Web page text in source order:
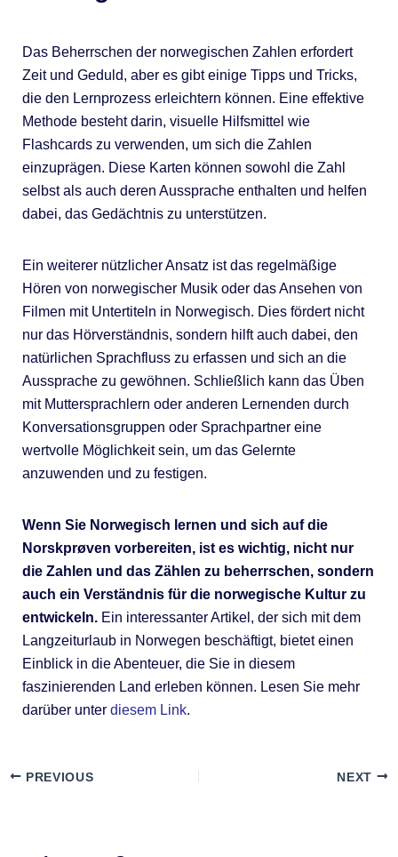
Das Beherrschen der norwegischen Zahlen erfordert
Zeit und Geduld, aber es gibt einige Tipps und Tricks,
die den Lernprozess erleichtern können. Eine effektive
Methode besteht darin, visuelle Hilfsmittel wie
Flashcards zu verwenden, um sich die Zahlen
einzuprägen. Diese Karten können sowohl die Zahl
selbst als auch deren Aussprache enthalten und helfen
dabei, das Gedächtnis zu unterstützen.
Ein weiterer nützlicher Ansatz ist das regelmäßige
Hören von norwegischer Musik oder das Ansehen von
Filmen mit Untertiteln in Norwegisch. Dies fördert nicht
nur das Hörverständnis, sondern hilft auch dabei, den
natürlichen Sprachfluss zu erfassen und sich an die
Aussprache zu gewöhnen. Schließlich kann das Üben
mit Muttersprachlern oder anderen Lernenden durch
Konversationsgruppen oder Sprachpartner eine
wertvolle Möglichkeit sein, um das Gelernte
anzuwenden und zu festigen.
Wenn Sie Norwegisch lernen und sich auf die
Norskprøven vorbereiten, ist es wichtig, nicht nur
die Zahlen und das Zählen zu beherrschen, sondern
auch ein Verständnis für die norwegische Kultur zu
entwickeln.Ein interessanter Artikel, der sich mit dem
Langzeiturlaub in Norwegen beschäftigt, bietet einen
Einblick in die Abenteuer, die Sie in diesem
faszinierenden Land erleben können. Lesen Sie mehr
darüber unter diesem Link.
PREVIOUS NEXT